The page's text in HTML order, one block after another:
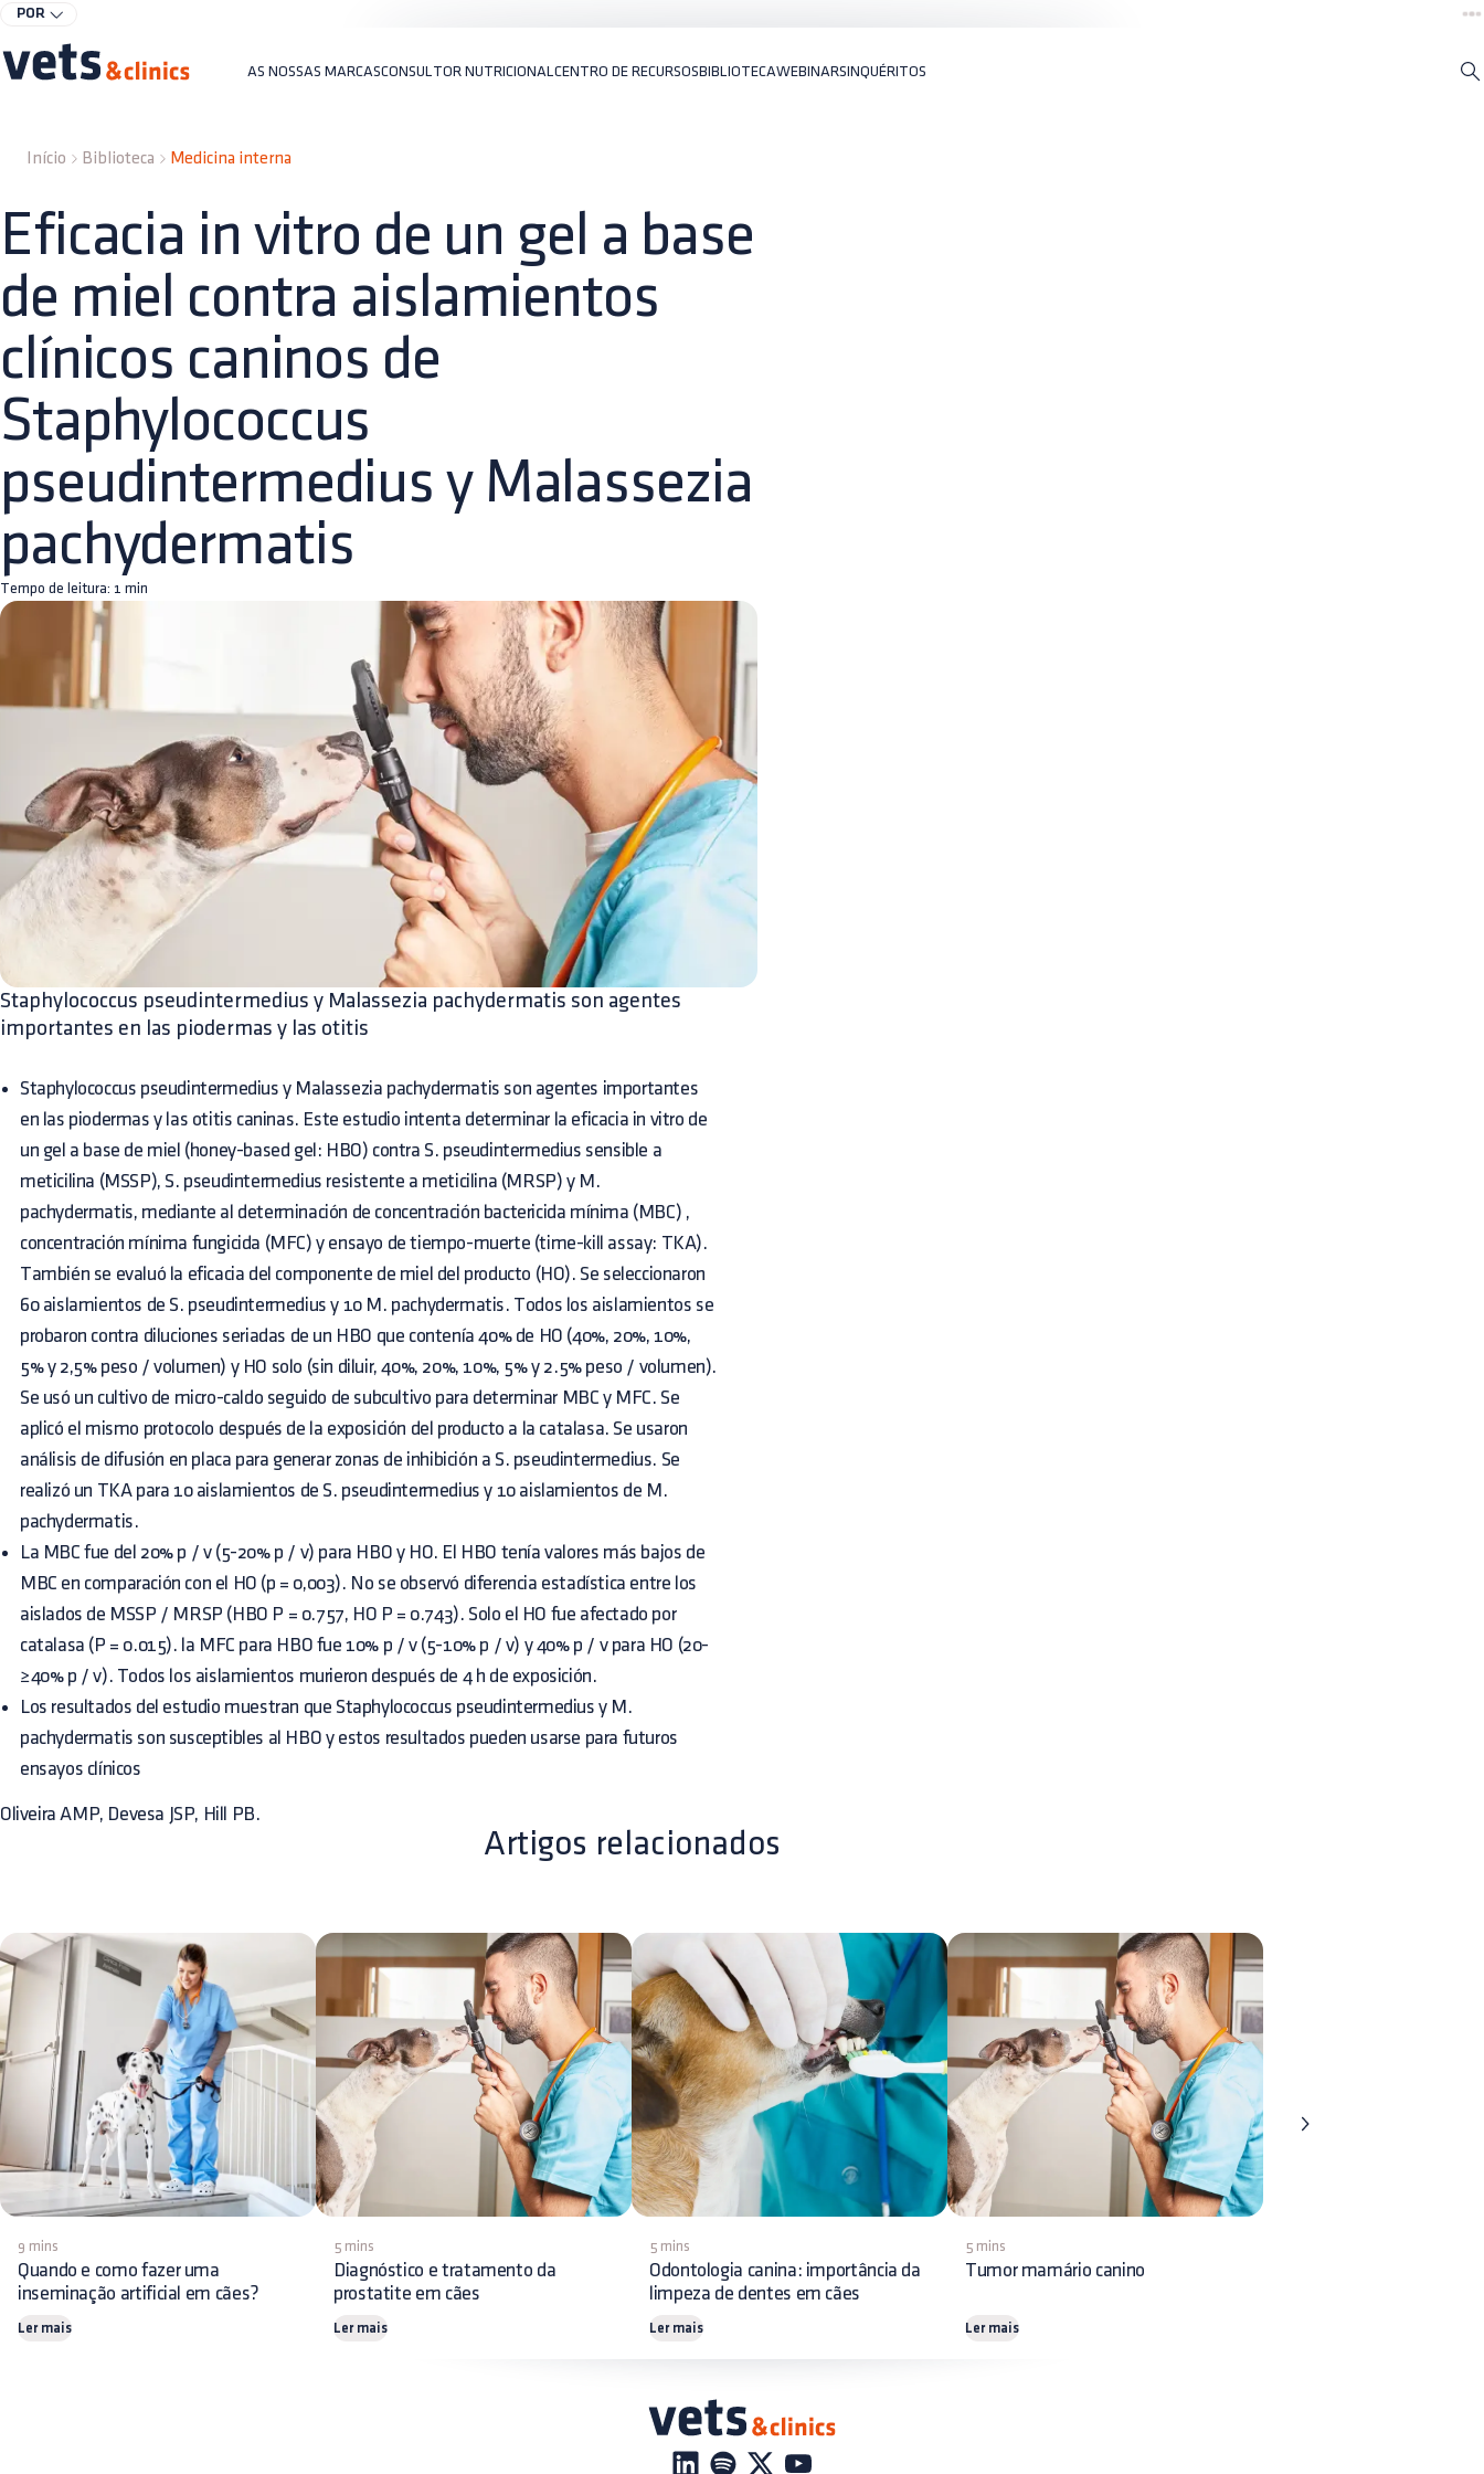
POR
AS NOSSAS MARCASCONSULTOR NUTRICIONAL CENTRO DE RECURSOSBIBLIOTECAWEBINARSINQUÉRITOS
Início Biblioteca Medicina interna
Eficacia in vitro de un gel a base
de miel contra aislamientos
clínicos caninos de
Staphylococcus
pseudintermedius y Malassezia
pachydermatis
Tempo de leitura: 1 min
Staphylococcus pseudintermedius y Malassezia pachydermatis son agentes
importantes en las piodermas y las otitis
Staphylococcus pseudintermedius y Malassezia pachydermatis son agentes importantes
en las piodermas y las otitis caninas. Este estudio intenta determinar la eficacia in vitro de
un gel a base de miel (honey-based gel: HBO) contra S. pseudintermedius sensible a
meticilina (MSSP), S. pseudintermedius resistente a meticilina (MRSP) y M.
pachydermatis, mediante al determinación de concentración bactericida mínima (MBC) ,
concentración mínima fungicida (MFC) y ensayo de tiempo-muerte (time-kill assay: TKA).
También se evaluó la eficacia del componente de miel del producto (HO). Se seleccionaron
60 aislamientos de S. pseudintermedius y 10 M. pachydermatis. Todos los aislamientos se
probaron contra diluciones seriadas de un HBO que contenía 40% de HO (40%, 20%, 10%,
5% y 2,5% peso / volumen) y HO solo (sin diluir, 40%, 20%, 10%, 5% y 2.5% peso / volumen).
Se usó un cultivo de micro-caldo seguido de subcultivo para determinar MBC y MFC. Se
aplicó el mismo protocolo después de la exposición del producto a la catalasa. Se usaron
análisis de difusión en placa para generar zonas de inhibición a S. pseudintermedius. Se
realizó un TKA para 10 aislamientos de S. pseudintermedius y 10 aislamientos de M.
pachydermatis.
La MBC fue del 20% p / v (5-20% p / v) para HBO y HO. El HBO tenía valores más bajos de
MBC en comparación con el HO (p = 0,003). No se observó diferencia estadística entre los
aislados de MSSP / MRSP (HBO P = 0.757, HO P = 0.743). Solo el HO fue afectado por
catalasa (P = 0.015). la MFC para HBO fue 10% p / v (5-10% p / v) y 40% p / v para HO (20-
≥40% p / v). Todos los aislamientos murieron después de 4 h de exposición.
Los resultados del estudio muestran que Staphylococcus pseudintermedius y M.
pachydermatis son susceptibles al HBO y estos resultados pueden usarse para futuros
ensayos clínicos
Oliveira AMP, Devesa JSP, Hill PB.
Artigos relacionados
9 mins
Quando e como fazer uma
inseminação artificial em cães?
Ler mais
5 mins
Diagnóstico e tratamento da
prostatite em cães
Ler mais
5 mins
Odontologia canina: importância da
limpeza de dentes em cães
Ler mais
5 mins
Tumor mamário canino
Ler mais